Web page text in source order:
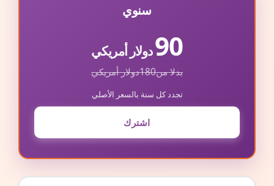
سنوي
90دولار أمريكي
بدلا من180دولار أمريكي
تجدد كل سنة بالسعر الأصلي
اشترك